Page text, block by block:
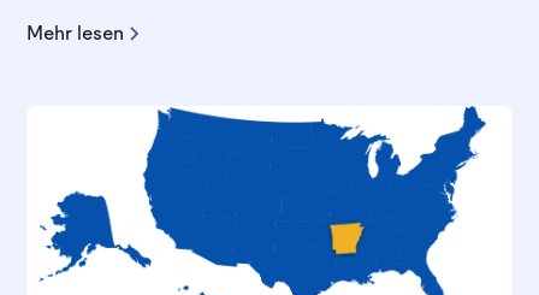
Mehr lesen